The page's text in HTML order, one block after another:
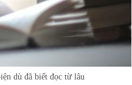
dù đã biết đọc từ lâu